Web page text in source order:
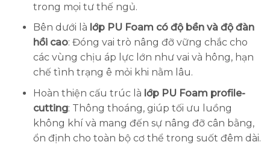
trong mọi tư thế ngủ.
Bên dưới là lớp PU Foam có độ bền và độ đàn
hồi cao: Đóng vai trò nâng đỡ vững chắc cho
các vùng chịu áp lực lớn như vai và hông, hạn
chế tình trạng ê mỏi khi nằm lâu.
Hoàn thiện cấu trúc là lớp PU Foam profile-
cutting: Thông thoáng, giúp tối ưu luồng
không khí và mang đến sự nâng đỡ cân bằng,
ổn định cho toàn bộ cơ thể trong suốt đêm dài.